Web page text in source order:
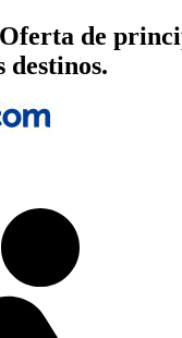
de
destinos.